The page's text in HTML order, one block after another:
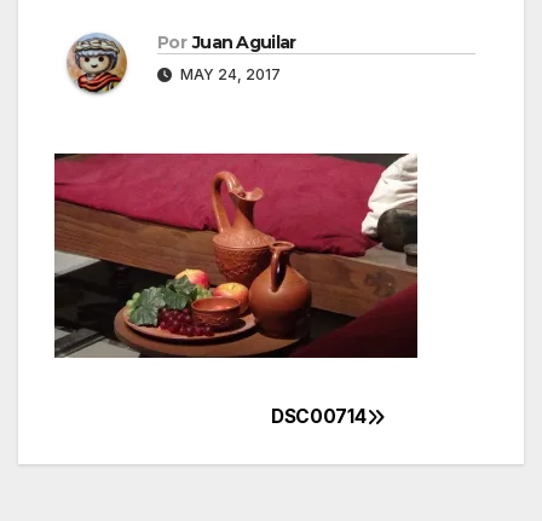
Por Juan Aguilar
MAY 24, 2017
de
DSC00714